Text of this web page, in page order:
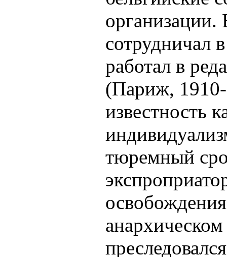
сотрудничал
работал в
(Париж, 1910-
известность
тюремный